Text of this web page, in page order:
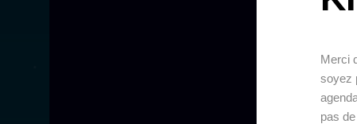
Merci
soyez
pas